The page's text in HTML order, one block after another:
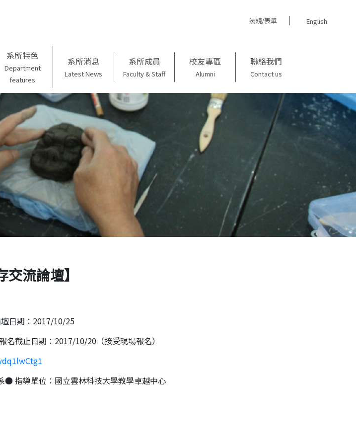
法規/表單 English
系所特色
Department
features
系所消息
Latest News
系所成員
Faculty & Staff
校友專區
Alumni
聯絡我們
Contact us
流論壇】
日期：2017/10/25
名截止日期：2017/10/20（接受現場報名）
● 指導單位：國立雲林科技大學教學卓越中心